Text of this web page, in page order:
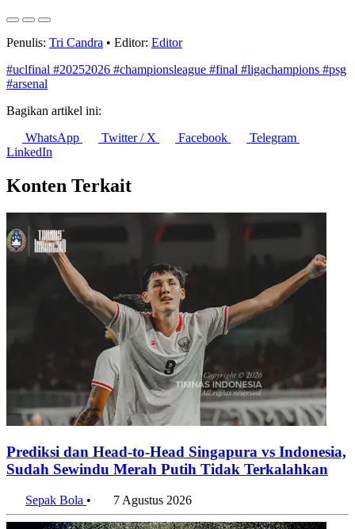
Penulis: Tri Candra • Editor: Editor
#uclfinal #20252026 #championsleague #final #ligachampions #psg
#arsenal
Bagikan artikel ini:
WhatsApp
Twitter / X Facebook
Telegram
LinkedIn
Konten Terkait
Prediksi dan Head-to-Head Singapura vs Indonesia,
Sudah Sewindu Merah Putih Tidak Terkalahkan
Sepak Bola • 7 Agustus 2026